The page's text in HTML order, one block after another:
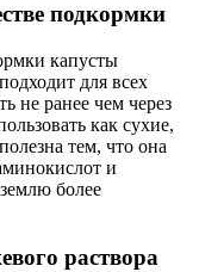
подкормки
капусты
для всех
не ранее чем через
как сухие,
тем, что она
и
более
раствора